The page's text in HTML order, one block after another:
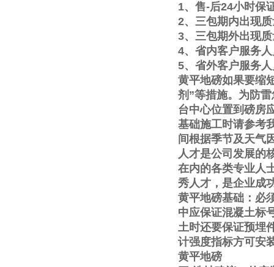
1、售-后24小时保
2、三包期内出现
3、三包期外出现
4、省内客户服务
5、省外客户服务
黄平地磅如果要缩
剂 ”等措施。为防
台中心位置到磅房
基础施工时请参考
间根据季节及天气
人才是公司发展的
在内的各类专业人
秀人才，是企业成
黄平地磅基础：必
中应保证混凝土标
土时还要保证预埋
计强度指标方可安
黄平地磅